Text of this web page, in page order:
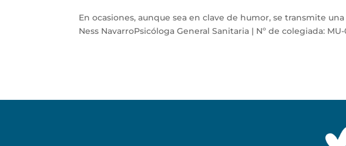
En ocasiones, aunque sea en clave de humor, se transmite
Ness NavarroPsicóloga General Sanitaria | Nº de colegiada: MU-